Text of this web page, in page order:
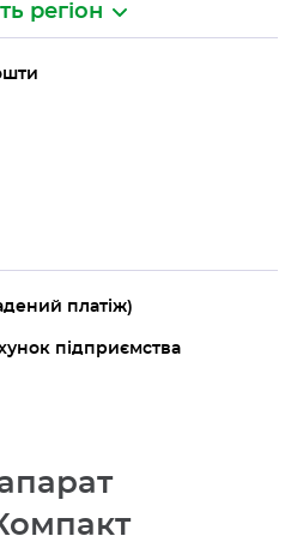
регіон
платіж)
підприємства